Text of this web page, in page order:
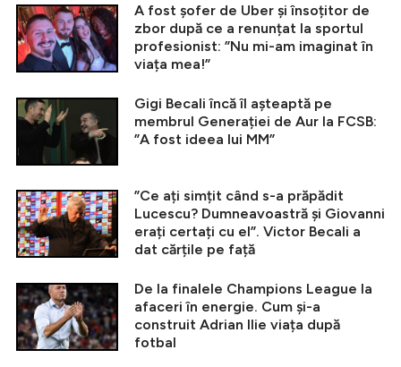
A fost șofer de Uber și însoțitor de
zbor după ce a renunțat la sportul
profesionist: ”Nu mi-am imaginat în
viața mea!”
Gigi Becali încă îl așteaptă pe
membrul Generației de Aur la FCSB:
”A fost ideea lui MM”
”Ce ați simțit când s-a prăpădit
Lucescu? Dumneavoastră și Giovanni
erați certați cu el”. Victor Becali a
dat cărțile pe față
De la finalele Champions League la
afaceri în energie. Cum și-a
construit Adrian Ilie viața după
fotbal